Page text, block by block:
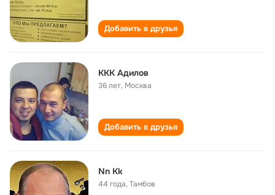
Добавить в друзья
КKK Aдилов
36 лет, Москва
Добавить в друзья
Nn Кk
44 года,Тамбов